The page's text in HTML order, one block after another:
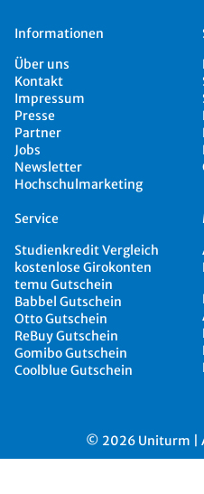
Informationen
Über uns
Kontakt
Impressum
Presse
Partner
Jobs
Newsletter
Hochschulmarketing
Service
Studienkredit Vergleich
kostenlose Girokonten
temu Gutschein
Babbel Gutschein
Otto Gutschein
ReBuy Gutschein
Gomibo Gutschein
Coolblue Gutschein
© 2026 Uniturm |